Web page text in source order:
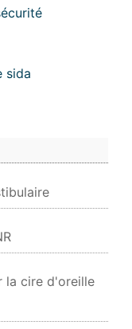
sida
la cire d'oreille